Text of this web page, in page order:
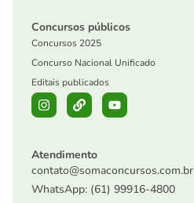
Concursos públicos
Concursos 2025
Concurso Nacional Unificado
Editais publicados
Atendimento
contato@somaconcursos.com.br
WhatsApp: (61) 99916-4800